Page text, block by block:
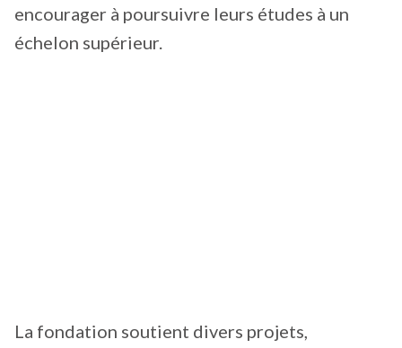
encourager à poursuivre leurs études à un
échelon supérieur.
La fondation soutient divers projets,